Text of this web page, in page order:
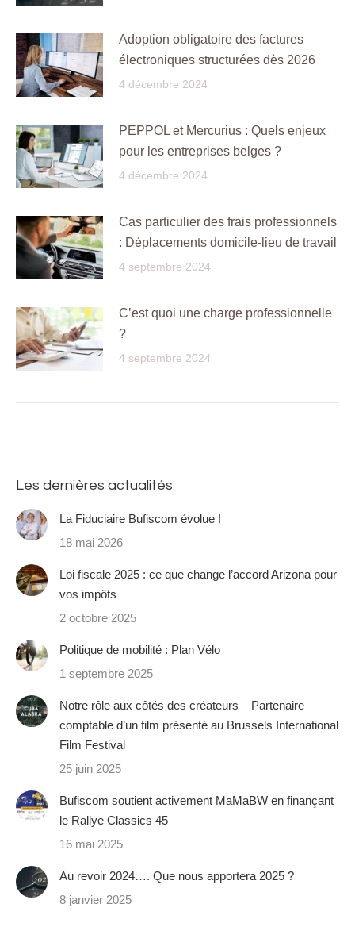
Adoption obligatoire des factures
électroniques structurées dès 2026
4 décembre 2024
PEPPOL et Mercurius : Quels enjeux
pour les entreprises belges ?
4 décembre 2024
Cas particulier des frais professionnels
: Déplacements domicile-lieu de travail
4 septembre 2024
C’est quoi une charge professionnelle
?
4 septembre 2024
Les dernières actualités
La Fiduciaire Bufiscom évolue !
18 mai 2026
Loi fiscale 2025 : ce que change l’accord Arizona pour
vos impôts
2 octobre 2025
Politique de mobilité : Plan Vélo
1 septembre 2025
Notre rôle aux côtés des créateurs – Partenaire
comptable d’un film présenté au Brussels International
Film Festival
25 juin 2025
Bufiscom soutient activement MaMaBW en finançant
le Rallye Classics 45
16 mai 2025
Au revoir 2024…. Que nous apportera 2025 ?
8 janvier 2025